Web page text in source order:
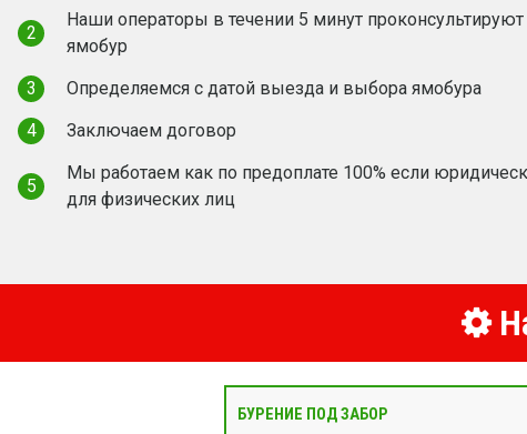
2
Наши операторы в течении 5 минут
ямобур
3
Определяемся с датой выезда и выбора ямобура
4
Заключаем договор
5
Мы работаем как по предоплате 100% если
для физических лиц
БУРЕНИЕ ПОД ЗАБОР